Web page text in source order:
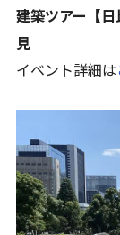
建築ツアー【
見
イベント詳細は